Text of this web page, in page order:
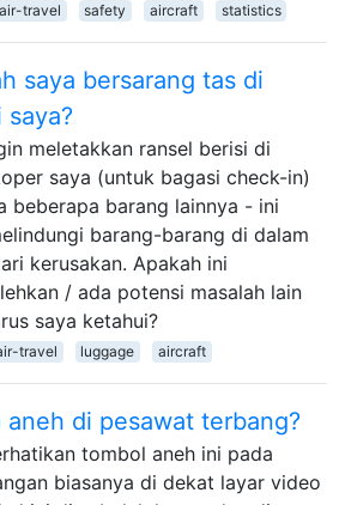
air-travel safety aircraft statistics
saya bersarang tas di
saya?
meletakkan ransel berisi di
saya (untuk bagasi check-in)
beberapa barang lainnya - ini
barang-barang di dalam
kerusakan. Apakah ini
/ ada potensi masalah lain
saya ketahui?
travel luggage aircraft
aneh di pesawat terbang?
tombol aneh ini pada
biasanya di dekat layar video